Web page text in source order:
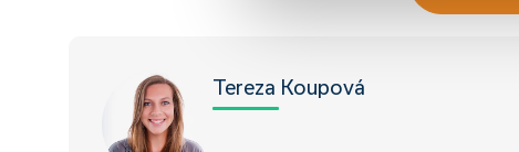
Tereza Koupová